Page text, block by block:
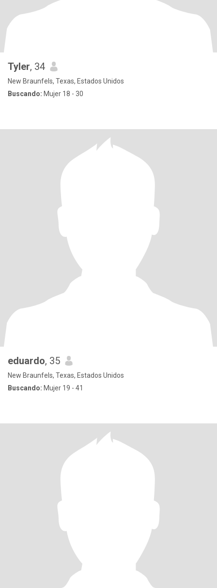
Tyler, 34
New Braunfels, Texas, Estados Unidos
Buscando: Mujer 18 - 30
eduardo, 35
New Braunfels, Texas, Estados Unidos
Buscando: Mujer 19 - 41